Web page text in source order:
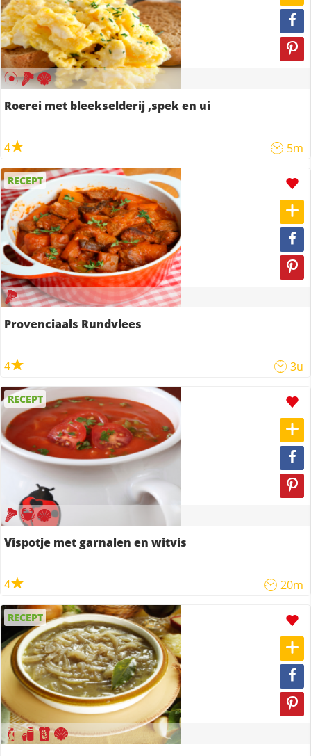
Roerei met bleekselderij ,spek en ui
4 5m
RECEPT
Provenciaals Rundvlees
4 3u
RECEPT
Vispotje met garnalen en witvis
4 20m
RECEPT